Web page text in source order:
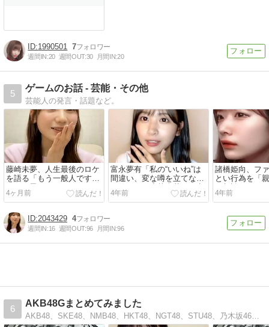
1990501 7
週間IN:20 週間OUT:30 月間IN:20
5
ゲームのお話 - 芸能・その他
芸能人の発言・話題など。
藤崎未夢、人生最後のロケ
を語る「もう一般人ですけ
ど、と思いながらサインを
書いた」
4ヶ月前
富永夢有「私の“いいね”は
間違い、変な噂を立てない
で欲しい。小越春花には申
し訳ない事をした」
4年前
諸橋姫向、フ
とい行為を「
に相談してい
4年前
2043429 4
週間IN:16 週間OUT:96 月間IN:96
6
AKB48Gまとめてみました
AKB48、SKE48、NMB48、HKT48、NGT48、STU48、乃木坂46、欅坂46情報まとめ